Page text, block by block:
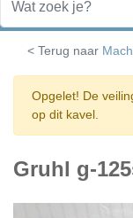
< Terug naar
Opgelet! De
op dit kavel.
Gruhl g-